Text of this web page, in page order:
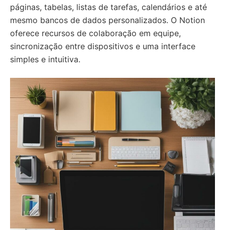
páginas, tabelas, listas de tarefas, calendários e até
mesmo bancos de dados personalizados. O Notion
oferece recursos de colaboração em equipe,
sincronização entre dispositivos e uma interface
simples e intuitiva.